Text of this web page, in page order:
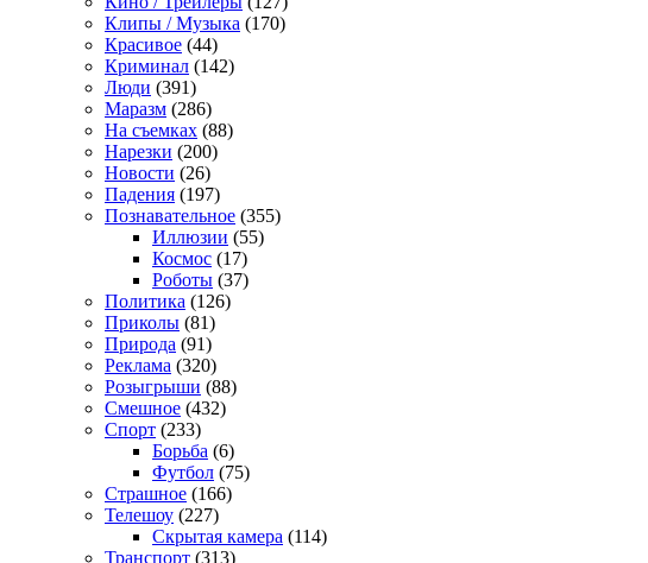
Клипы / Музыка (170)
Красивое (44)
Криминал (142)
Люди (391)
Маразм (286)
На съемках (88)
Нарезки (200)
Новости (26)
Падения (197)
Познавательное (355)
Иллюзии (55)
Космос (17)
Роботы (37)
Политика (126)
Приколы (81)
Природа (91)
Реклама (320)
Розыгрыши (88)
Смешное (432)
Спорт (233)
Борьба (6)
Футбол (75)
Страшное (166)
Телешоу (227)
Скрытая камера (114)
Транспорт (313)